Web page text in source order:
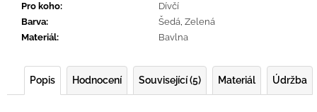
Pro koho:
Dívčí
Barva: Šedá, Zelená
Materiál: Bavlna
Popis Hodnocení Související (5) Materiál Údržba